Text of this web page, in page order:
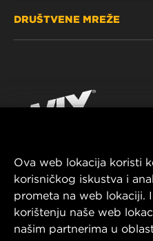
GDJE KUPITI
KONTAKTIRAJTE NAS
IMPRESSUM
DRUŠTVENE MREŽE
YouTube
MANN+HUMMEL FT
ul. Wrocławska 145,
63-800 GOSTYŃ,
Tel. +48 65 572 89 00
Ova web lokacija koristi
korisničkog iskustva i
prometa na web lokaciji.
korištenju naše web
našim partnerima u